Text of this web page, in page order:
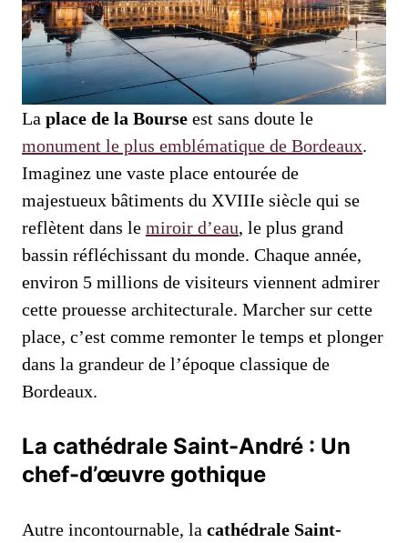
La place de la Bourse est sans doute le
monument le plus emblématique de Bordeaux.
Imaginez une vaste place entourée de
majestueux bâtiments du XVIIIe siècle qui se
reflètent dans le miroir d’eau, le plus grand
bassin réfléchissant du monde. Chaque année,
environ 5 millions de visiteurs viennent admirer
cette prouesse architecturale. Marcher sur cette
place, c’est comme remonter le temps et plonger
dans la grandeur de l’époque classique de
Bordeaux.
La cathédrale Saint-André : Un
chef-d’œuvre gothique
Autre incontournable, la cathédrale Saint-